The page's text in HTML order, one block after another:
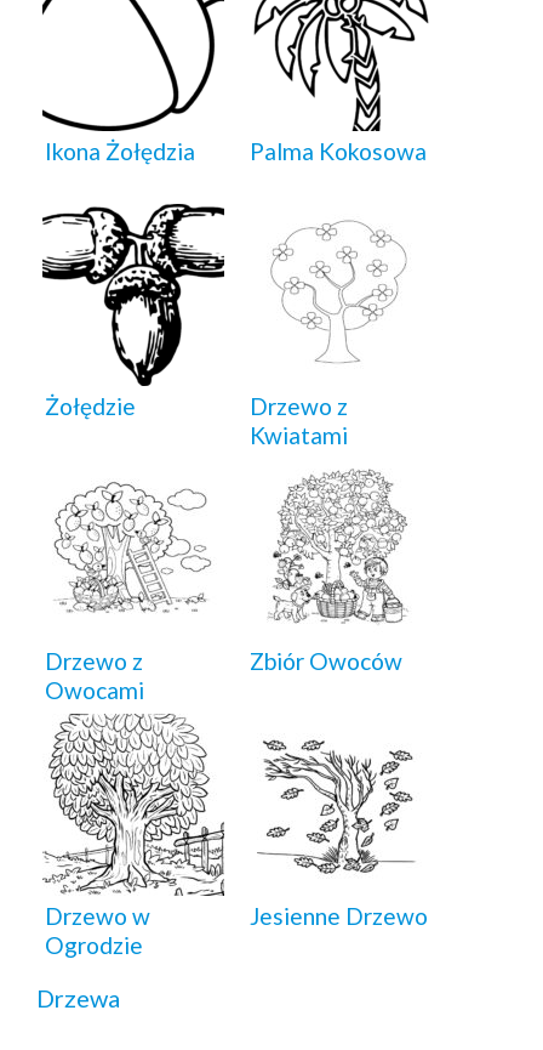
Ikona Żołędzia Palma Kokosowa
Żołędzie
Drzewo z
Kwiatami
Drzewo z
Owocami
Zbiór Owoców
Drzewo w
Ogrodzie
Jesienne Drzewo
Drzewa